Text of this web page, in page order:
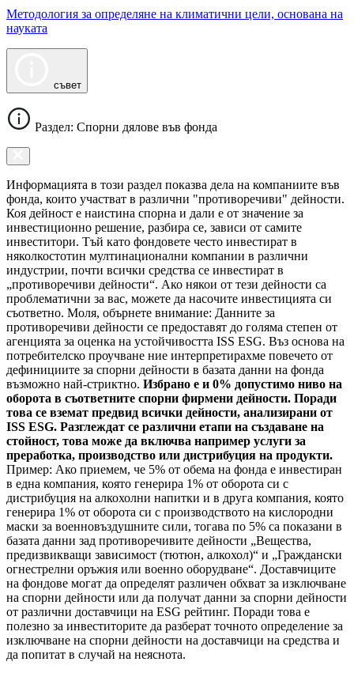
Методология за определяне на климатични цели, основана на
науката
съвет
Раздел: Спорни дялове във фонда
Информацията в този раздел показва дела на компаниите във
фонда, които участват в различни "противоречиви" дейности.
Коя дейност е наистина спорна и дали е от значение за
инвестиционно решение, разбира се, зависи от самите
инвеститори. Тъй като фондовете често инвестират в
няколкостотин мултинационални компании в различни
индустрии, почти всички средства се инвестират в
„противоречиви дейности“. Ако някои от тези дейности са
проблематични за вас, можете да насочите инвестицията си
съответно. Моля, обърнете внимание: Данните за
противоречиви дейности се предоставят до голяма степен от
агенцията за оценка на устойчивостта ISS ESG. Въз основа на
потребителско проучване ние интерпретирахме повечето от
дефинициите за спорни дейности в базата данни на фонда
възможно най-стриктно. Избрано е и 0% допустимо ниво на
оборота в съответните спорни фирмени дейности. Поради
това се вземат предвид всички дейности, анализирани от
ISS ESG. Разглеждат се различни етапи на създаване на
стойност, това може да включва например услуги за
преработка, производство или дистрибуция на продукти.
Пример: Ако приемем, че 5% от обема на фонда е инвестиран
в една компания, която генерира 1% от оборота си с
дистрибуция на алкохолни напитки и в друга компания, която
генерира 1% от оборота си с производството на кислородни
маски за военновъздушните сили, тогава по 5% са показани в
базата данни зад противоречивите дейности „Вещества,
предизвикващи зависимост (тютюн, алкохол)“ и „Граждански
огнестрелни оръжия или военно оборудване“. Доставчиците
на фондове могат да определят различен обхват за изключване
на спорни дейности или да получат данни за спорни дейности
от различни доставчици на ESG рейтинг. Поради това е
полезно за инвеститорите да разберат точното определение за
изключване на спорни дейности на доставчици на средства и
да попитат в случай на неяснота.